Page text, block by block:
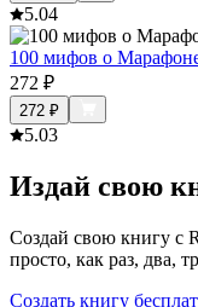
5.04
100 мифов о
272 ₽
272 ₽
5.03
Издай свою
Создай свою книгу с
просто, как раз, два,
Создать книгу